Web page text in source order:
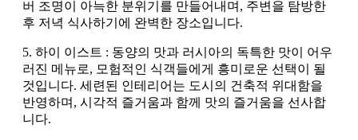
버 조명이 아늑한 분위기를 만들어내며, 주변을 탐방한
후 저녁 식사하기에 완벽한 장소입니다.
5. 하이 이스트 : 동양의 맛과 러시아의 독특한 맛이 어우
러진 메뉴로, 모험적인 식객들에게 흥미로운 선택이 될
것입니다. 세련된 인테리어는 도시의 건축적 위대함을
반영하며, 시각적 즐거움과 함께 맛의 즐거움을 선사합
니다.